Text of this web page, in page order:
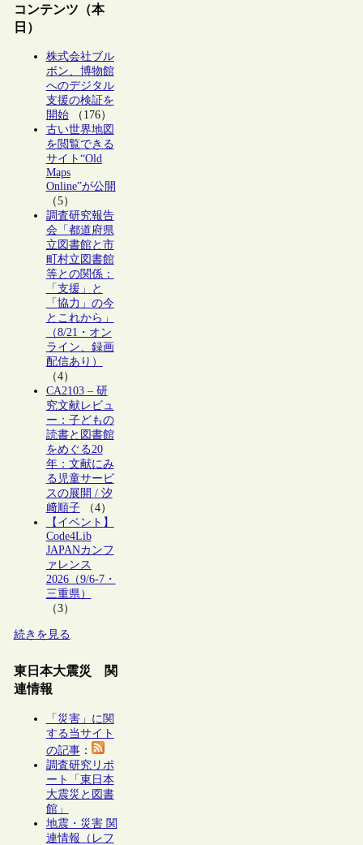
コンテンツ（本
日）
株式会社ブル
ボン、博物館
へのデジタル
支援の検証を
開始（176）
古い世界地図
を閲覧できる
サイト“Old
Maps
Online”が公開
（5）
調査研究報告
会「都道府県
立図書館と市
町村立図書館
等との関係：
「支援」と
「協力」の今
とこれから」
（8/21・オン
ライン、録画
配信あり）
（4）
CA2103 – 研
究文献レビュ
ー：子どもの
読書と図書館
をめぐる20
年：文献にみ
る児童サービ
スの展開 / 汐
﨑順子（4）
【イベント】
Code4Lib
JAPANカンフ
ァレンス
2026（9/6-7・
三重県）
（3）
続きを見る
東日本大震災 関
連情報
「災害」に関
する当サイト
の記事：
調査研究リポ
ート「東日本
大震災と図書
館」
地震・災害 関
連情報（レフ